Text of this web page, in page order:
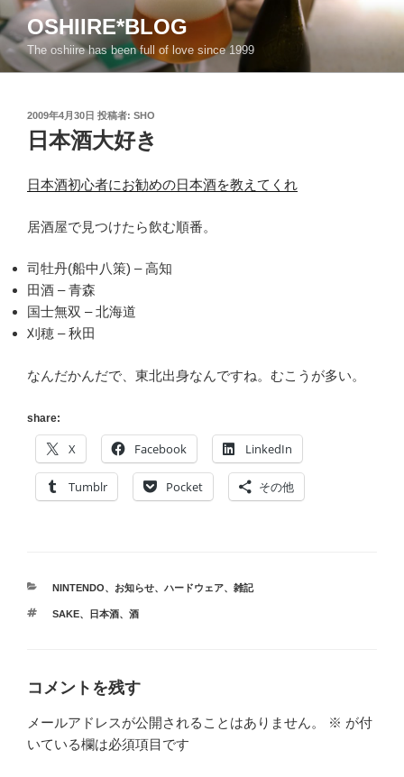
ン
テ
ン
OSHIIRE*BLOG
The oshiire has been full of love since 1999
投
稿
日:
2009年4月30日 投稿者: SHO
日本酒大好き
日本酒初心者にお勧めの日本酒を教えてくれ
居酒屋で見つけたら飲む順番。
司牡丹(船中八策) – 高知
田酒 – 青森
国士無双 – 北海道
刈穂 – 秋田
なんだかんだで、東北出身なんですね。むこうが多い。
share:
X Facebook LinkedIn
Tumblr Pocket その他
カ
ゴ
NINTENDO、 お知らせ、 ハードウェア、 雑記
タ
SAKE、 日本酒、 酒
コメントを残す
メールアドレスが公開されることはありません。 ※ が付
いている欄は必須項目です